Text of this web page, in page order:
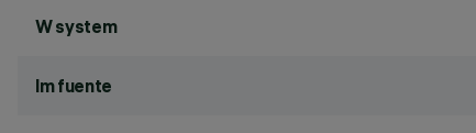
W system
lm fuente